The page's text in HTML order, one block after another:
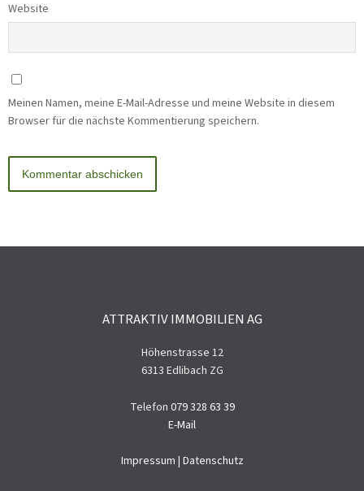
Website
Meinen Namen, meine E-Mail-Adresse und meine Website in diesem
Browser für die nächste Kommentierung speichern.
ATTRAKTIV IMMOBILIEN AG
Höhenstrasse 12
6313 Edlibach ZG
Telefon 079 328 63 39
E-Mail
Impressum | Datenschutz